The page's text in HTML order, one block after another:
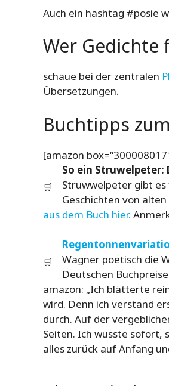
Auch ein hashtag #posie
Wer
schaue bei der zentralen
Übersetzungen.
Buchtipps
[amazon
🛒
So ein
Struwwelpeter gibt
Geschichten von
aus dem Buch hier.
🛒
Wagner poetisch die
Deutschen
amazon: „Ich blätterte
wird. Denn ich verstand
durch. Auf der
Seiten. Ich wusste sofort,
alles zurück auf Anfang